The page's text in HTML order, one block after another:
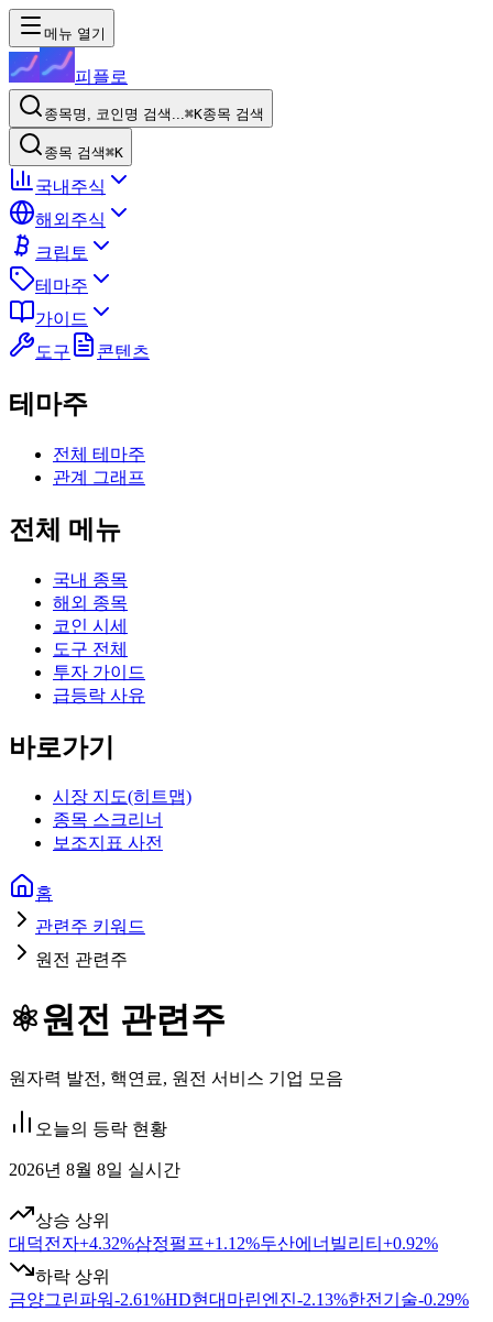
메뉴 열기
피플로
종목명, 코인명 검색...⌘K종목 검색
종목 검색⌘K
국내주식
해외주식
크립토
테마주
가이드
도구
콘텐츠
테마주
전체 테마주
관계 그래프
전체 메뉴
국내 종목
해외 종목
코인 시세
도구 전체
투자 가이드
급등락 사유
바로가기
시장 지도(히트맵)
종목 스크리너
보조지표 사전
홈
관련주 키워드
원전 관련주
⚛️원전 관련주
원자력 발전, 핵연료, 원전 서비스 기업 모음
오늘의 등락 현황
2026년 8월 8일 실시간
상승 상위
대덕전자+4.32%삼정펄프+1.12%두산에너빌리티 +0.92%
하락 상위
금양그린파워-2.61%HD현대마린엔진-2.13%한전기술-0.29%